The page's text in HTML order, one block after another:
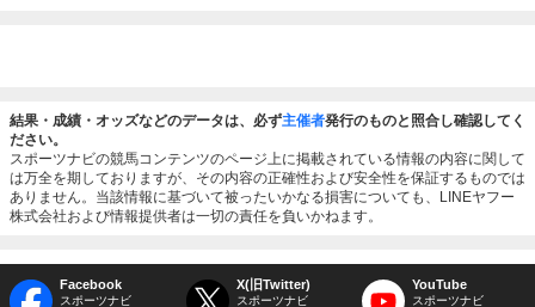
結果・成績・オッズなどのデータは、必ず主催者発行のものと照合し確認してく
ださい。
スポーツナビの競馬コンテンツのページ上に掲載されている情報の内容に関して
は万全を期しておりますが、その内容の正確性および安全性を保証するものでは
ありません。当該情報に基づいて被ったいかなる損害についても、LINEヤフー
株式会社および情報提供者は一切の責任を負いかねます。
Facebook
スポーツナビ
X(旧Twitter)
スポーツナビ
YouTube
スポーツナビ